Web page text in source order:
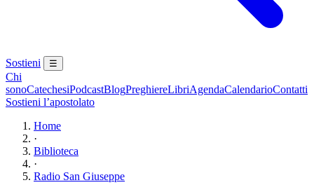
Sostieni ☰
Chi
sonoCatechesiPodcastBlogPreghiereLibriAgendaCalendarioContatti
Sostieni l’apostolato
Home
·
Biblioteca
·
Radio San Giuseppe